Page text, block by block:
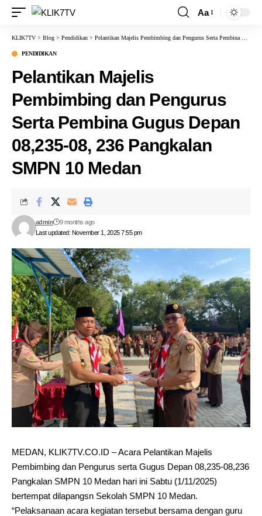
Aa
KLIK7TV > Blog > Pendidikan > Pelantikan Majelis Pembimbing dan Pengurus Serta Pembina Gugus Depan 08,235-08, 236 Pangkalan SMPN 10 Medan
PENDIDIKAN
Pelantikan Majelis
Pembimbing dan Pengurus
Serta Pembina Gugus Depan
08,235-08, 236 Pangkalan
SMPN 10 Medan
Last updated: November 1, 2025 7:55 pm
admin 9 months ago
MEDAN, KLIK7TV.CO.ID – Acara Pelantikan Majelis
Pembimbing dan Pengurus serta Gugus Depan 08,235-08,236
Pangkalan SMPN 10 Medan hari ini Sabtu (1/11/2025)
bertempat dilapangsn Sekolah SMPN 10 Medan.
“Pelaksanaan acara kegiatan tersebut bersama dengan guru